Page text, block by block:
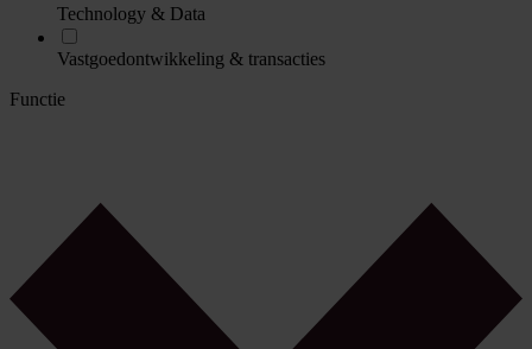
Technology & Data
Vastgoedontwikkeling & transacties
Functie